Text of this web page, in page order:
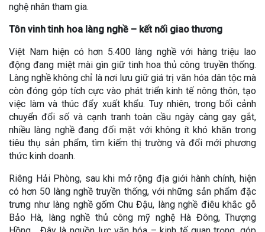
nghệ nhân tham gia.
Tôn vinh tinh hoa làng nghề – kết nối giao thương
Việt Nam hiện có hơn 5.400 làng nghề với hàng triệu lao
động đang miệt mài gìn giữ tinh hoa thủ công truyền thống.
Làng nghề không chỉ là nơi lưu giữ giá trị văn hóa dân tộc mà
còn đóng góp tích cực vào phát triển kinh tế nông thôn, tạo
việc làm và thúc đẩy xuất khẩu. Tuy nhiên, trong bối cảnh
chuyển đổi số và cạnh tranh toàn cầu ngày càng gay gắt,
nhiều làng nghề đang đối mặt với không ít khó khăn trong
tiêu thụ sản phẩm, tìm kiếm thị trường và đổi mới phương
thức kinh doanh.
Riêng Hải Phòng, sau khi mở rộng địa giới hành chính, hiện
có hơn 50 làng nghề truyền thống, với những sản phẩm đặc
trưng như làng nghề gốm Chu Đậu, làng nghề điêu khắc gỗ
Bảo Hà, làng nghề thủ công mỹ nghệ Hà Đông, Thượng